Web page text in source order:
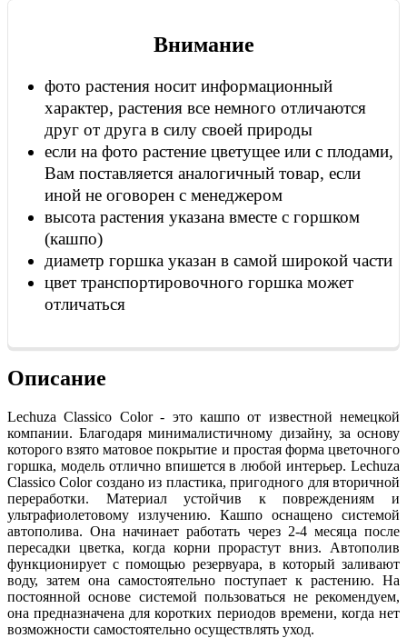
Внимание
фото растения носит информационный
характер, растения все немного отличаются
друг от друга в силу своей природы
если на фото растение цветущее или с плодами,
Вам поставляется аналогичный товар, если
иной не оговорен с менеджером
высота растения указана вместе с горшком
(кашпо)
диаметр горшка указан в самой широкой части
цвет транспортировочного горшка может
отличаться
Описание
Lechuza Classico Color - это кашпо от известной немецкой
компании. Благодаря минималистичному дизайну, за основу
которого взято матовое покрытие и простая форма цветочного
горшка, модель отлично впишется в любой интерьер. Lechuza
Classico Color создано из пластика, пригодного для вторичной
переработки. Материал устойчив к повреждениям и
ультрафиолетовому излучению. Кашпо оснащено системой
автополива. Она начинает работать через 2-4 месяца после
пересадки цветка, когда корни прорастут вниз. Автополив
функционирует с помощью резервуара, в который заливают
воду, затем она самостоятельно поступает к растению. На
постоянной основе системой пользоваться не рекомендуем,
она предназначена для коротких периодов времени, когда нет
возможности самостоятельно осуществлять уход.